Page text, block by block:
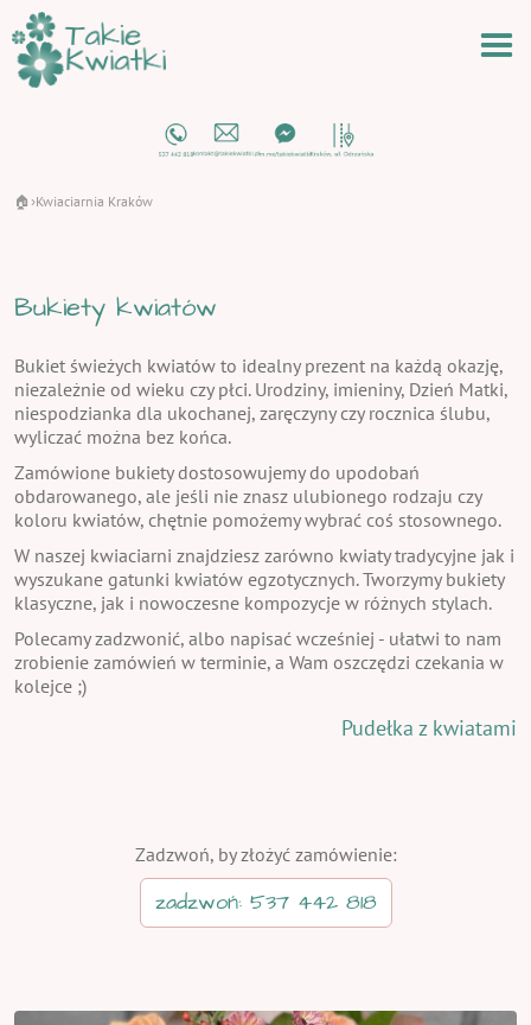
🏠 ›Kwiaciarnia Kraków
Bukiety kwiatów
Bukiet świeżych kwiatów to idealny prezent na każdą okazję,
niezależnie od wieku czy płci. Urodziny, imieniny, Dzień Matki,
niespodzianka dla ukochanej, zaręczyny czy rocznica ślubu,
wyliczać można bez końca.
Zamówione bukiety dostosowujemy do upodobań
obdarowanego, ale jeśli nie znasz ulubionego rodzaju czy
koloru kwiatów, chętnie pomożemy wybrać coś stosownego.
W naszej kwiaciarni znajdziesz zarówno kwiaty tradycyjne jak i
wyszukane gatunki kwiatów egzotycznych. Tworzymy bukiety
klasyczne, jak i nowoczesne kompozycje w różnych stylach.
Polecamy zadzwonić, albo napisać wcześniej - ułatwi to nam
zrobienie zamówień w terminie, a Wam oszczędzi czekania w
kolejce ;)
Pudełka z kwiatami
Zadzwoń, by złożyć zamówienie:
zadzwoń: 537 442 818